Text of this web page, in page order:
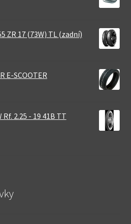
ZR 17 (73W) TL (zadní)
E-SCOOTER
2.25 - 19 41B TT